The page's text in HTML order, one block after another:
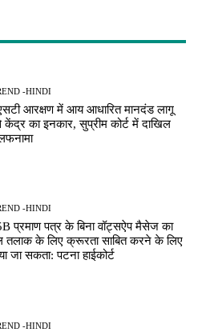
-HINDI
आरक्षण में आय आधारित मानदंड लागू
का इनकार, सुप्रीम कोर्ट में दाखिल
-HINDI
प्रमाण पत्र के बिना वॉट्सऐप मैसेज का
तलाक के लिए क्रूरता साबित करने के लिए
जा सकता: पटना हाईकोर्ट
-HINDI